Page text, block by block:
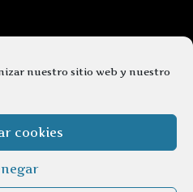
nuestro sitio web y nuestro
cookies